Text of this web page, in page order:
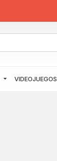
VIDEOJUEGOS